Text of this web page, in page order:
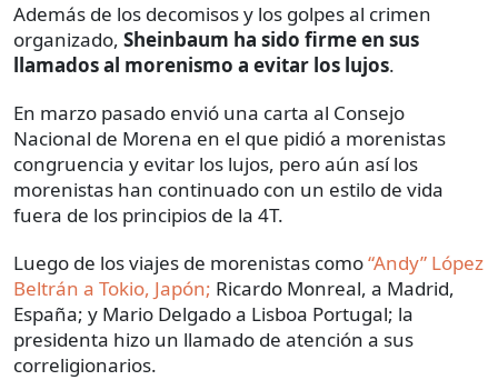
Además de los decomisos y los golpes al crimen
organizado, Sheinbaum ha sido firme en sus
llamados al morenismo a evitar los lujos.
En marzo pasado envió una carta al Consejo
Nacional de Morena en el que pidió a morenistas
congruencia y evitar los lujos, pero aún así los
morenistas han continuado con un estilo de vida
fuera de los principios de la 4T.
Luego de los viajes de morenistas como“Andy” López
Beltrán a Tokio, Japón; Ricardo Monreal, a Madrid,
España; y Mario Delgado a Lisboa Portugal; la
presidenta hizo un llamado de atención a sus
correligionarios.